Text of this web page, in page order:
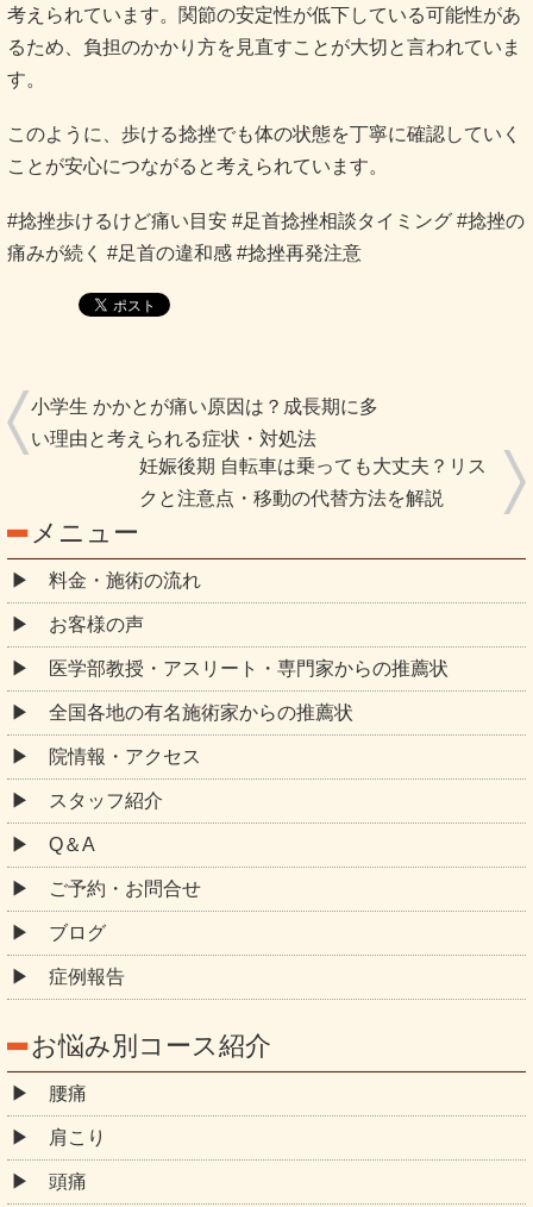
痛みが続く #足首の違和感 #捻挫再発注意
小学生 かかとが痛い原因は？成長期に多
い理由と考えられる症状・対処法
妊娠後期 自転車は乗っても大丈夫？リス
メニュー
お客様の声
医学部教授・アスリート・専門家からの推薦状
全国各地の有名施術家からの推薦状
院情報・アクセス
スタッフ紹介
Q＆A
ご予約・お問合せ
ブログ
症例報告
お悩み別コース紹介
腰痛
肩こり
頭痛
眼精疲労
不眠症
ストレートネック
四十肩・五十肩
ぎっくり背中